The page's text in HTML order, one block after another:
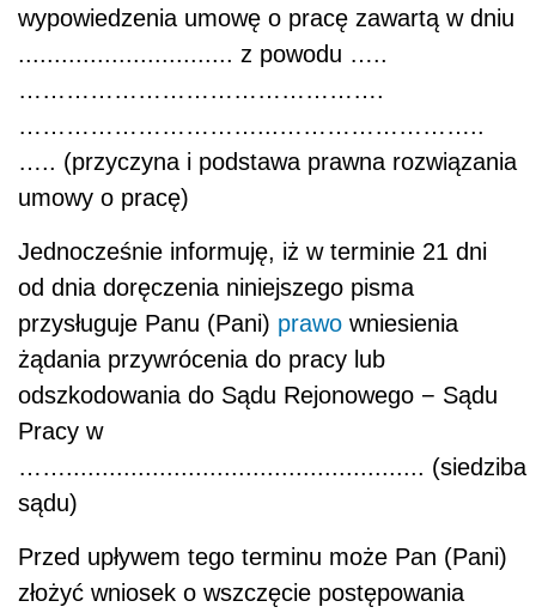
wypowiedzenia umowę o pracę zawartą w dniu
.............................. z powodu …..
……………………………………….
…………………………...……………………..
….. (przyczyna i podstawa prawna rozwiązania
umowy o pracę)
Jednocześnie informuję, iż w terminie 21 dni
od dnia doręczenia niniejszego pisma
przysługuje Panu (Pani) prawo wniesienia
żądania przywrócenia do pracy lub
odszkodowania do Sądu Rejonowego − Sądu
Pracy w
…….................................................. (siedziba
sądu)
Przed upływem tego terminu może Pan (Pani)
złożyć wniosek o wszczęcie postępowania